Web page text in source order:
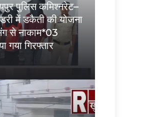
पुलिस कमिश्नरेट–
में डकैती की योजना
से नाकाम*03
गया गिरफ्तार